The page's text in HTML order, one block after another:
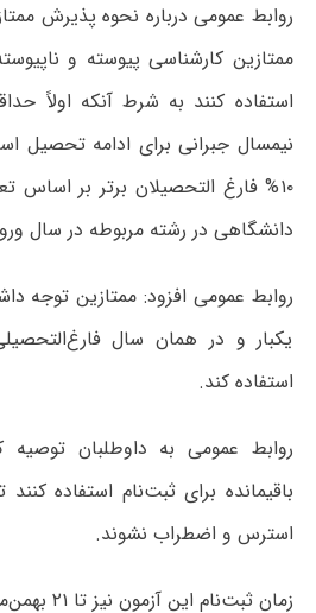
روابط عمومی درباره نحوه پذیرش
ممتازین کارشناسی پیوسته و
نیمسال جبرانی برای ادامه تحصیل
۱۰% فارغ التحصیلان برتر بر
دانشگاهی در رشته مربوطه در سال
روابط عمومی افزود: ممتازین توجه
یکبار و در همان سال
استفاده کند.
روابط عمومی به داوطلبان توصیه
باقیمانده برای ثبت‌نام استفاده
استرس و اضطراب نشوند.
زمان ثبت‌نام این آزمون نیز تا ۲۱ بهمن‌ماه همچنان ادامه دارد.